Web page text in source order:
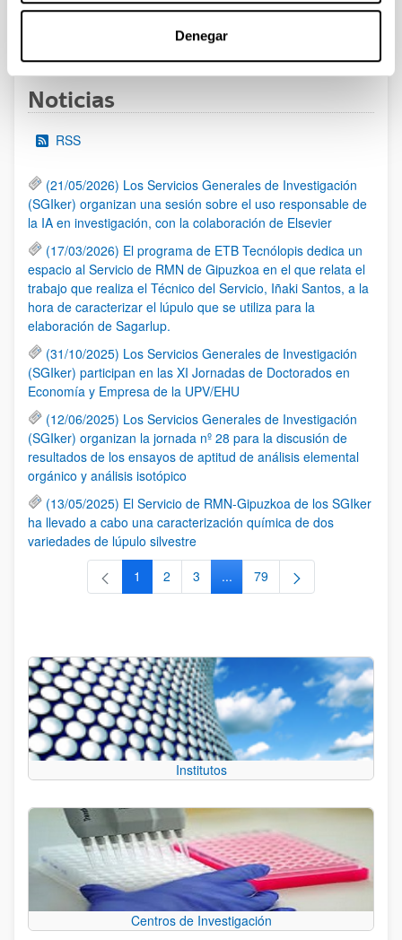
Denegar
Páginas intermedias Use TAB para desplazarse.
PáginaPágina
13 14
Noticias
RSS
(21/05/2026) Los Servicios Generales de Investigación
(SGIker) organizan una sesión sobre el uso responsable de
la IA en investigación, con la colaboración de Elsevier
(17/03/2026) El programa de ETB Tecnólopis dedica un
espacio al Servicio de RMN de Gipuzkoa en el que relata el
trabajo que realiza el Técnico del Servicio, Iñaki Santos, a la
hora de caracterizar el lúpulo que se utiliza para la
elaboración de Sagarlup.
(31/10/2025) Los Servicios Generales de Investigación
(SGIker) participan en las XI Jornadas de Doctorados en
Economía y Empresa de la UPV/EHU
(12/06/2025) Los Servicios Generales de Investigación
(SGIker) organizan la jornada nº 28 para la discusión de
resultados de los ensayos de aptitud de análisis elemental
orgánico y análisis isotópico
(13/05/2025) El Servicio de RMN-Gipuzkoa de los SGIker
ha llevado a cabo una caracterización química de dos
variedades de lúpulo silvestre
Página
1 Página
2 Página
3 ...Páginas intermedias Use TAB
Página
79
Institutos
Centros de Investigación